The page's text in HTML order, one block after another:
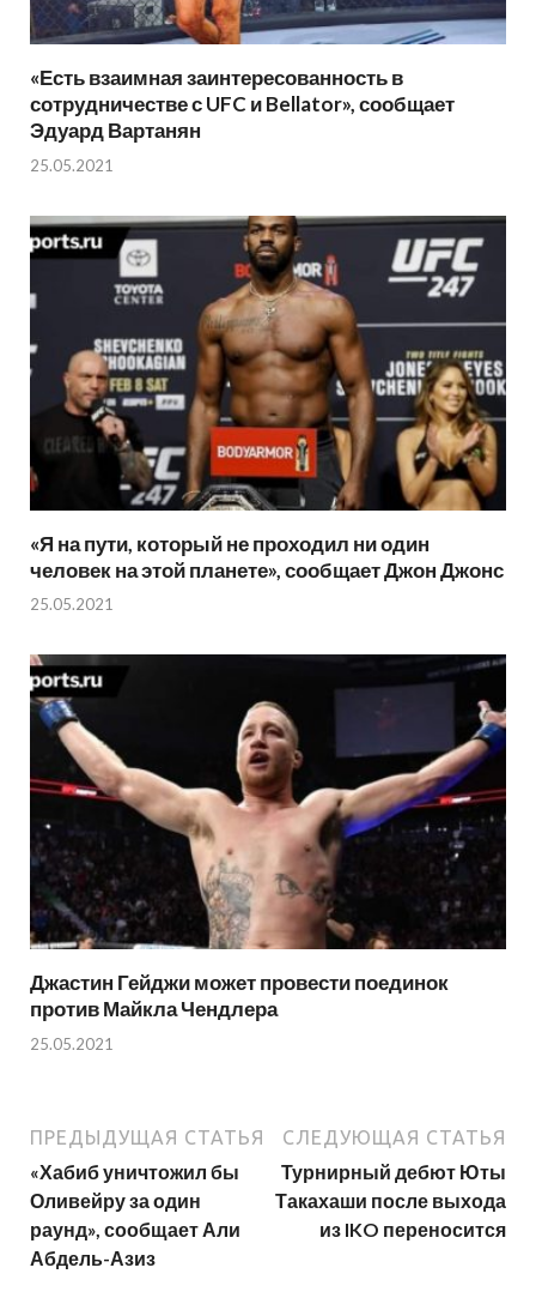
«Есть взаимная заинтересованность в
сотрудничестве с UFC и Bellator», сообщает
Эдуард Вартанян
25.05.2021
«Я на пути, который не проходил ни один
человек на этой планете», сообщает Джон Джонс
25.05.2021
Джастин Гейджи может провести поединок
против Майкла Чендлера
25.05.2021
ПРЕДЫДУЩАЯ СТАТЬЯ
«Хабиб уничтожил бы
Оливейру за один
раунд», сообщает Али
Абдель-Азиз
СЛЕДУЮЩАЯ СТАТЬЯ
Турнирный дебют Юты
Такахаши после выхода
из IKO переносится